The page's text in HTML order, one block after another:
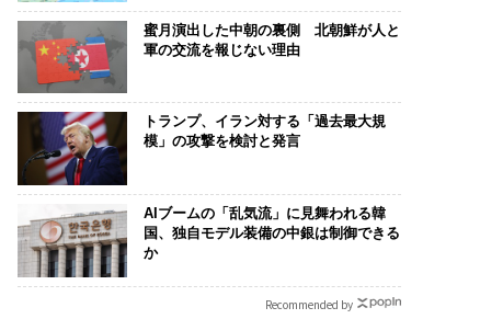
蜜月演出した中朝の裏側 北朝鮮が人と
軍の交流を報じない理由
トランプ、イラン対する「過去最大規
模」の攻撃を検討と発言
AIブームの「乱気流」に見舞われる韓
国、独自モデル装備の中銀は制御できる
か
Recommended by